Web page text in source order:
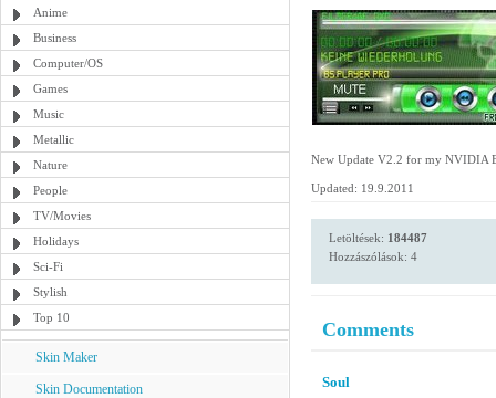
Anime
Business
Computer/OS
Games
Music
Metallic
Nature
People
TV/Movies
Holidays
Sci-Fi
Stylish
Top 10
Skin Maker
Skin Documentation
New Update V2.2 for my NVIDIA
Updated: 19.9.2011
Letöltések: 184487
Hozzászólások: 4
Comments
Soul